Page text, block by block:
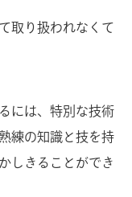
取り扱われなくて
には、特別な技術
練の知識と技を持
しきることができ